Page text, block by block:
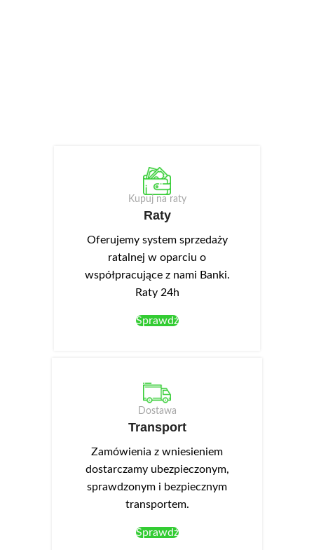
Kupuj na raty
Raty
Oferujemy system sprzedaży
ratalnej w oparciu o
współpracujące z nami Banki.
Raty 24h
Sprawdź
Dostawa
Transport
Zamówienia z wniesieniem
dostarczamy ubezpieczonym,
sprawdzonym i bezpiecznym
transportem.
Sprawdź